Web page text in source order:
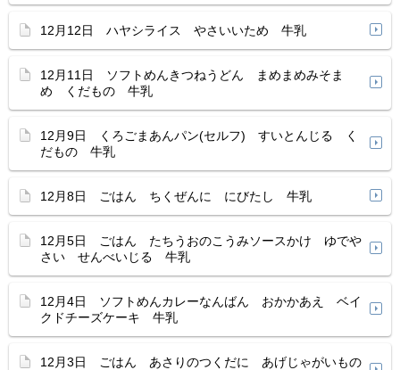
12月12日 ハヤシライス やさいいため 牛乳
12月11日 ソフトめんきつねうどん まめまめみそま
め くだもの 牛乳
12月9日 くろごまあんパン(セルフ) すいとんじる く
だもの 牛乳
12月8日 ごはん ちくぜんに にびたし 牛乳
12月5日 ごはん たちうおのこうみソースかけ ゆでや
さい せんべいじる 牛乳
12月4日 ソフトめんカレーなんばん おかかあえ ベイ
クドチーズケーキ 牛乳
12月3日 ごはん あさりのつくだに あげじゃがいもの